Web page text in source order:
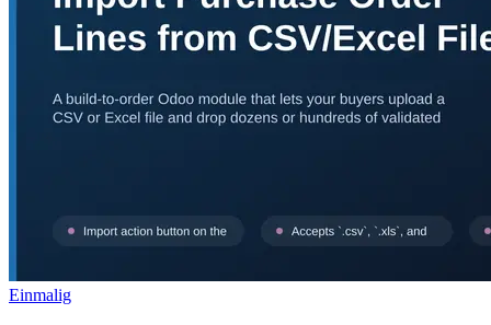
Einmalig